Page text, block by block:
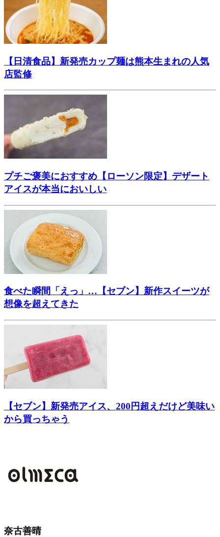
【日清食品】新発売カップ麺は熊本生まれの人気
店監修
プチご褒美におすすめ【ローソン限定】デザート
アイスが本当においしい
食べた瞬間「えっ」…【セブン】新作スイーツが
想像を超えてきた
【セブン】新発売アイス、200円超えだけど美味い
から買っちゃう
奈古善晴